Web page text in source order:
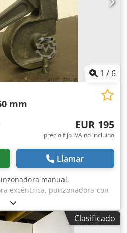
1 / 6
mm
EUR 195
precio fijo IVA no incluído
Llamar
manual,
excéntrica, punzonadora con
de husillo. -Alojamiento del
de la matriz: Ø 40 mm -
mm Dwodpfx Aob A Rmbjp Ija -
Clasificado